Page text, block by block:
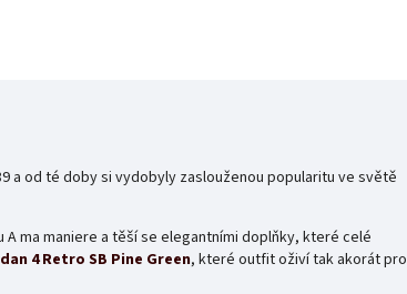
a od té doby si vydobyly zaslouženou popularitu ve světě
ma maniere a těší se elegantními doplňky, které celé
4 Retro SB Pine Green, které outfit oživí tak akorát pro